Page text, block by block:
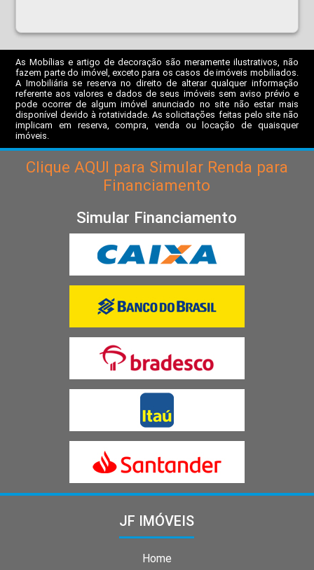
As Mobílias e artigo de decoração são meramente ilustrativos, não
fazem parte do imóvel, exceto para os casos de imóveis mobiliados.
A Imobiliária se reserva no direito de alterar qualquer informação
referente aos valores e dados de seus imóveis sem aviso prévio e
pode ocorrer de algum imóvel anunciado no site não estar mais
disponível devido à rotatividade. As solicitações feitas pelo site não
implicam em reserva, compra, venda ou locação de quaisquer
imóveis.
Clique AQUI para Simular Renda para
Financiamento
Simular Financiamento
JF IMÓVEIS
Home